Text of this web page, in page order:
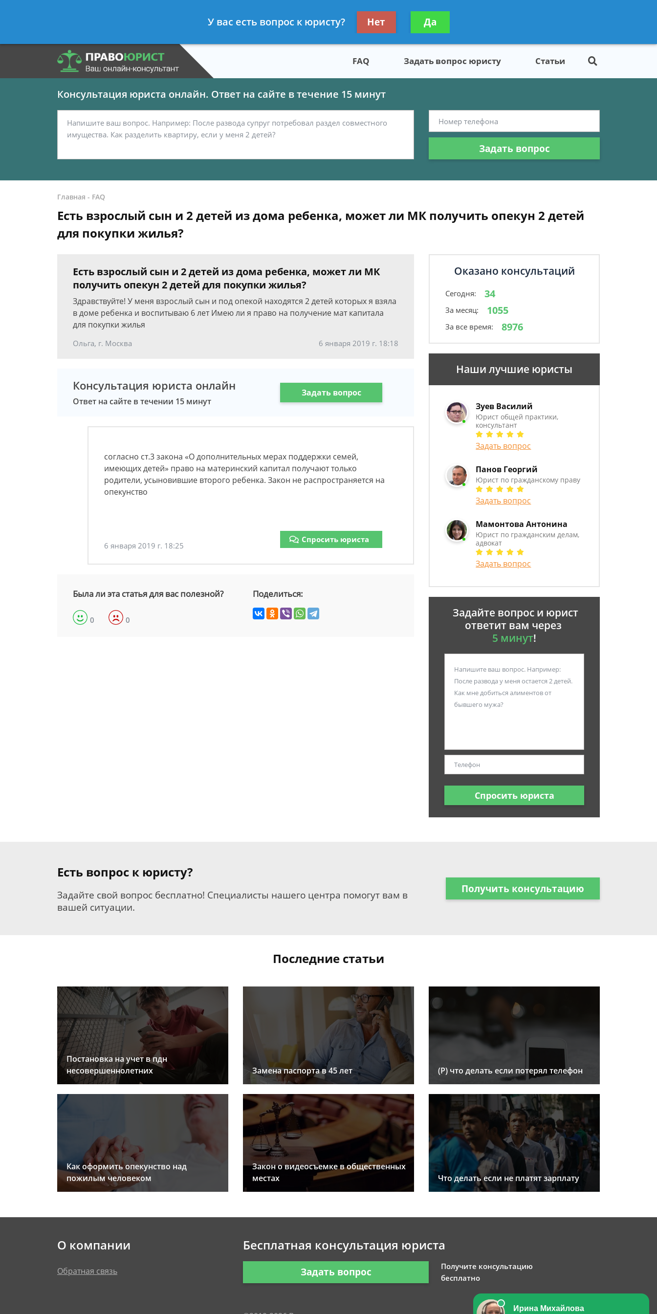
- Юрист по гражданскому праву
Получите консультацию
бесплатно
FAQ Задать вопрос юристу Статьи
Консультация юриста онлайн. Ответ на сайте в течение 15 минут
Задать вопрос
Главная - FAQ
Есть взрослый сын и 2 детей из дома ребенка, может ли МК получить опекун 2 детей
для покупки жилья?
Есть взрослый сын и 2 детей из дома ребенка, может ли МК
получить опекун 2 детей для покупки жилья?
Здравствуйте! У меня взрослый сын и под опекой находятся 2 детей которых я взяла
в доме ребенка и воспитываю 6 лет Имею ли я право на получение мат капитала
для покупки жилья
Ольга, г. Москва 6 января 2019 г. 18:18
Консультация юриста онлайн
Ответ на сайте в течении 15 минут
Задать вопрос
согласно ст.3 закона «О дополнительных мерах поддержки семей,
имеющих детей» право на материнский капитал получают только
родители, усыновившие второго ребенка. Закон не распространяется на
опекунство
6 января 2019 г. 18:25
Спросить юриста
Была ли эта статья для вас полезной?
0 0
Поделиться:
Оказано консультаций
Сегодня: 34
За месяц: 1055
За все время: 8976
Наши лучшие юристы
Зуев Василий
Юрист общей практики,
консультант
Задать вопрос
Панов Георгий
Юрист по гражданскому праву
Задать вопрос
Мамонтова Антонина
Юрист по гражданским делам,
адвокат
Задать вопрос
Задайте вопрос и юрист
ответит вам через
5 минут!
Спросить юриста
Есть вопрос к юристу?
Задайте свой вопрос бесплатно! Специалисты нашего центра помогут вам в
вашей ситуации.
Получить консультацию
Последние статьи
Постановка на учет в пдн
несовершеннолетних
Замена паспорта в 45 лет (Р) что делать если потерял телефон
Как оформить опекунство над
пожилым человеком
Закон о видеосъемке в общественных
местах
Что делать если не платят зарплату
О компании
Обратная связь
Бесплатная консультация юриста
Задать вопрос
Получите консультацию
бесплатно
У вас есть вопрос к юристу? Нет Да